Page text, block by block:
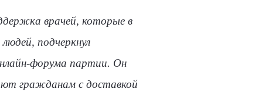
врачей, которые в
подчеркнул
форума партии. Он
гражданам с доставкой